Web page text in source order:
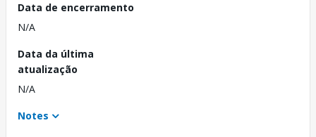
Data de encerramento
N/A
Data da última
atualização
N/A
Notes